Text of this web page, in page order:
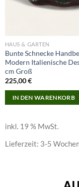
HAUS & GARTEN
Bunte Schnecke
Modern Italienische
cm Groß
225,00€
IN DEN WARENKORB
inkl. 19 % MwSt.
Lieferzeit: 3-5